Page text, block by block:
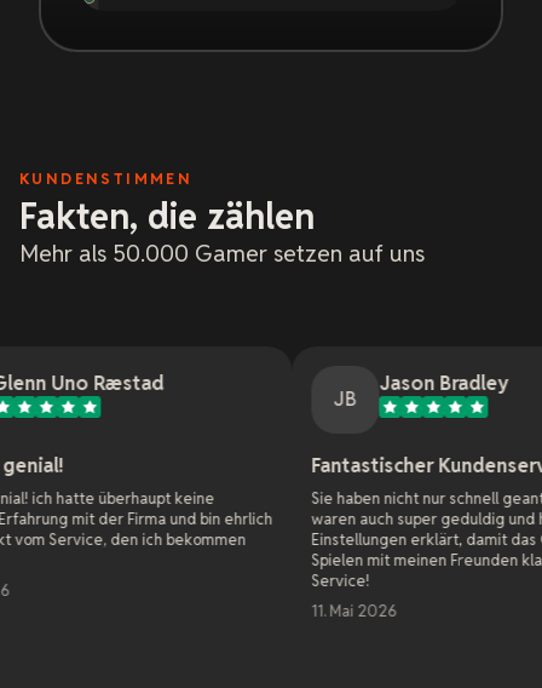
KUNDENSTIMMEN
Fakten, die zählen
Mehr als 50.000 Gamer setzen auf uns
keine
Firma und bin ehrlich
den ich bekommen
Jason Bradley
Fantastischer Kundenservice
Sie haben nicht nur schnell geantwortet,
waren auch super geduldig und haben mir alle
Einstellungen erklärt, damit das Cross-
Spielen mit meinen Freunden klappt. Echt